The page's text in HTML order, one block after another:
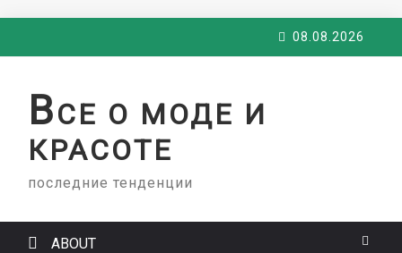
08.08.2026
ВСЕ О МОДЕ И
КРАСОТЕ
последние тенденции
ABOUT